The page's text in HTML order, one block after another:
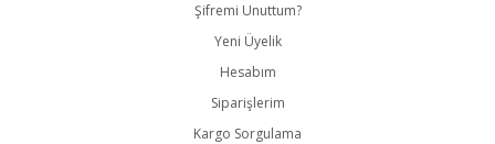
Gönder
Şifremi Unuttum?
Yeni Üyelik
Hesabım
Siparişlerim
Kargo Sorgulama